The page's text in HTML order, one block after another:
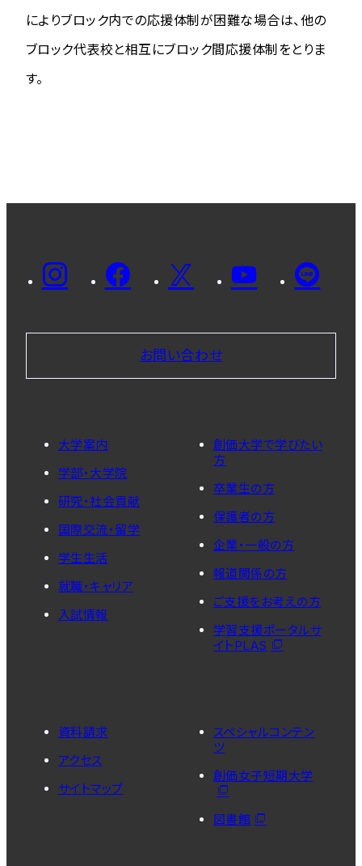
によりブロック内での応援体制が困難な場合は、他の
ブロック代表校と相互にブロック間応援体制をとりま
す。
お問い合わせ
大学案内
学部・大学院
研究・社会貢献
国際交流・留学
学生生活
就職・キャリア
入試情報
創価大学で学びたい
方
卒業生の方
保護者の方
企業・一般の方
報道関係の方
ご支援をお考えの方
学習支援ポータルサ
イトPLAS
資料請求
アクセス
サイトマップ
スペシャルコンテン
ツ
創価女子短期大学
図書館